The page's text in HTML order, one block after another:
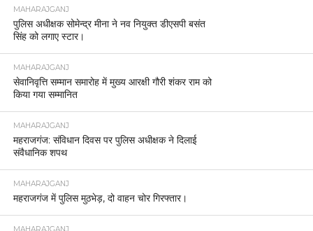
MAHARAJGANJ
पुलिस अधीक्षक सोमेन्द्र मीना ने नव नियुक्त डीएसपी बसंत
सिंह को लगाए स्टार।
MAHARAJGANJ
सेवानिवृत्ति सम्मान समारोह में मुख्य आरक्षी गौरी शंकर राम को
किया गया सम्मानित
MAHARAJGANJ
महराजगंज: संविधान दिवस पर पुलिस अधीक्षक ने दिलाई
संवैधानिक शपथ
MAHARAJGANJ
महराजगंज में पुलिस मुठभेड़, दो वाहन चोर गिरफ्तार।
MAHARAJGANJ